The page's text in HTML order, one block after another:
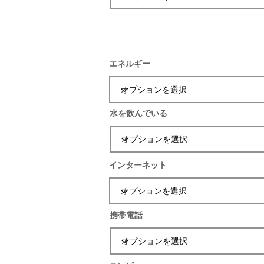
エネルギー
水を飲んでいる
インターネット
携帯電話